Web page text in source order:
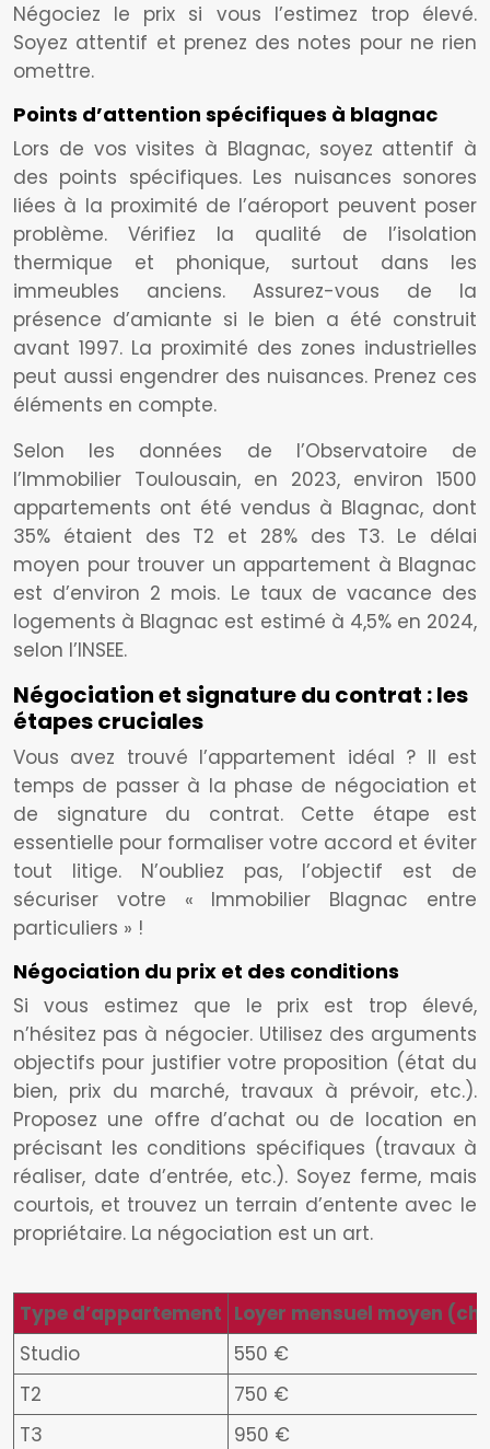
Négociez le prix si vous l’estimez trop élevé.
Soyez attentif et prenez des notes pour ne rien
omettre.
Points d’attention spécifiques à blagnac
Lors de vos visites à Blagnac, soyez attentif à
des points spécifiques. Les nuisances sonores
liées à la proximité de l’aéroport peuvent poser
problème. Vérifiez la qualité de l’isolation
thermique et phonique, surtout dans les
immeubles anciens. Assurez-vous de la
présence d’amiante si le bien a été construit
avant 1997. La proximité des zones industrielles
peut aussi engendrer des nuisances. Prenez ces
éléments en compte.
Selon les données de l’Observatoire de
l’Immobilier Toulousain, en 2023, environ 1500
appartements ont été vendus à Blagnac, dont
35% étaient des T2 et 28% des T3. Le délai
moyen pour trouver un appartement à Blagnac
est d’environ 2 mois. Le taux de vacance des
logements à Blagnac est estimé à 4,5% en 2024,
selon l’INSEE.
Négociation et signature du contrat : les
étapes cruciales
Vous avez trouvé l’appartement idéal ? Il est
temps de passer à la phase de négociation et
de signature du contrat. Cette étape est
essentielle pour formaliser votre accord et éviter
tout litige. N’oubliez pas, l’objectif est de
sécuriser votre « Immobilier Blagnac entre
particuliers » !
Négociation du prix et des conditions
Si vous estimez que le prix est trop élevé,
n’hésitez pas à négocier. Utilisez des arguments
objectifs pour justifier votre proposition (état du
bien, prix du marché, travaux à prévoir, etc.).
Proposez une offre d’achat ou de location en
précisant les conditions spécifiques (travaux à
réaliser, date d’entrée, etc.). Soyez ferme, mais
courtois, et trouvez un terrain d’entente avec le
propriétaire. La négociation est un art.
Type d’appartement Loyer mensuel moyen
Studio
550 €
T2
750 €
T3
950 €